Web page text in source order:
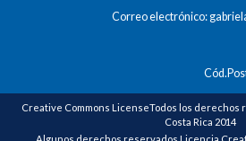
Correo electrónico:
Creative Commons LicenseTodos los
Costa Rica 2014